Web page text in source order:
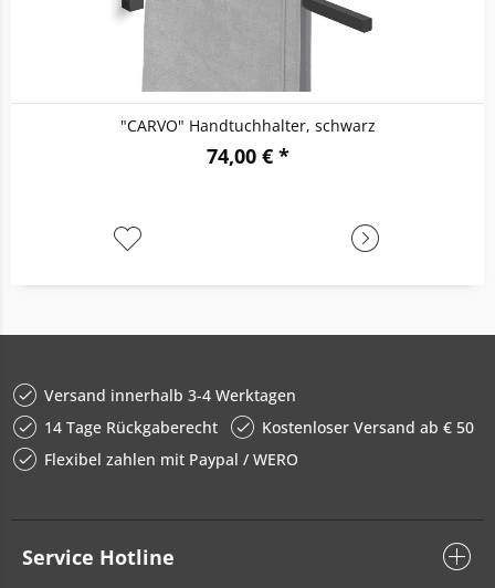
"CARVO" Handtuchhalter, schwarz
74,00 € *
Versand innerhalb 3-4 Werktagen
14 Tage Rückgaberecht
Kostenloser Versand ab € 50
Flexibel zahlen mit Paypal / WERO
Service Hotline